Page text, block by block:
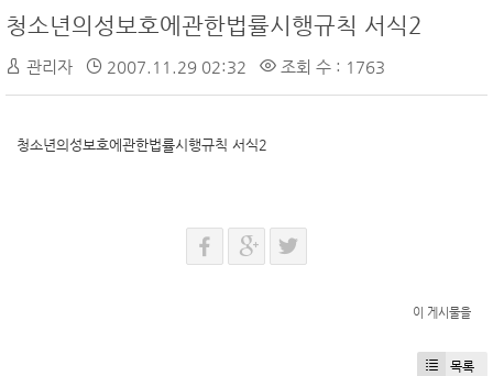
청소년의성보호에관한법률시행규칙 서식2
관리자 2007.11.29 02:32 조회 수 : 1763
청소년의성보호에관한법률시행규칙 서식2
이 게시물을
목록